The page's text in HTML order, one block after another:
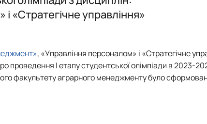
Наукова школа О.Д.
«Стратегічне управління»
, «Управління персоналом» і «Стратегічне
проведення І етапу студентської олімпіади в 2023-
факультету аграрного менеджменту було